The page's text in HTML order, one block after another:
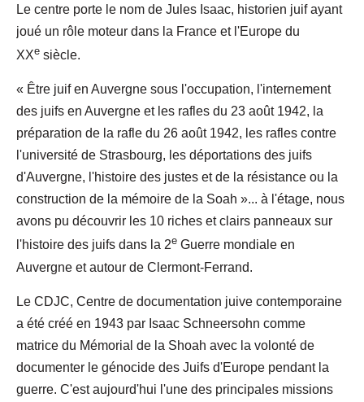
Le centre porte le nom de Jules Isaac, historien juif ayant
joué un rôle moteur dans la France et l'Europe du
XXe siècle.
« Être juif en Auvergne sous l'occupation, l'internement
des juifs en Auvergne et les rafles du 23 août 1942, la
préparation de la rafle du 26 août 1942, les rafles contre
l'université de Strasbourg, les déportations des juifs
d'Auvergne, l'histoire des justes et de la résistance ou la
construction de la mémoire de la Soah »... à l'étage, nous
avons pu découvrir les 10 riches et clairs panneaux sur
l'histoire des juifs dans la 2e Guerre mondiale en
Auvergne et autour de Clermont-Ferrand.
Le CDJC, Centre de documentation juive contemporaine
a été créé en 1943 par Isaac Schneersohn comme
matrice du Mémorial de la Shoah avec la volonté de
documenter le génocide des Juifs d'Europe pendant la
guerre. C'est aujourd'hui l'une des principales missions